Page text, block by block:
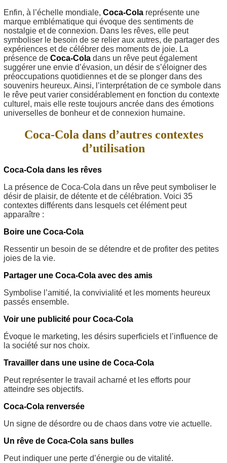
Enfin, à l’échelle mondiale, Coca-Cola représente une
marque emblématique qui évoque des sentiments de
nostalgie et de connexion. Dans les rêves, elle peut
symboliser le besoin de se relier aux autres, de partager des
expériences et de célébrer des moments de joie. La
présence de Coca-Cola dans un rêve peut également
suggérer une envie d’évasion, un désir de s’éloigner des
préoccupations quotidiennes et de se plonger dans des
souvenirs heureux. Ainsi, l’interprétation de ce symbole dans
le rêve peut varier considérablement en fonction du contexte
culturel, mais elle reste toujours ancrée dans des émotions
universelles de bonheur et de connexion humaine.
Coca-Cola dans d’autres contextes
d’utilisation
Coca-Cola dans les rêves
La présence de Coca-Cola dans un rêve peut symboliser le
désir de plaisir, de détente et de célébration. Voici 35
contextes différents dans lesquels cet élément peut
apparaître :
Boire une Coca-Cola
Ressentir un besoin de se détendre et de profiter des petites
joies de la vie.
Partager une Coca-Cola avec des amis
Symbolise l’amitié, la convivialité et les moments heureux
passés ensemble.
Voir une publicité pour Coca-Cola
Évoque le marketing, les désirs superficiels et l’influence de
la société sur nos choix.
Travailler dans une usine de Coca-Cola
Peut représenter le travail acharné et les efforts pour
atteindre ses objectifs.
Coca-Cola renversée
Un signe de désordre ou de chaos dans votre vie actuelle.
Un rêve de Coca-Cola sans bulles
Peut indiquer une perte d’énergie ou de vitalité.